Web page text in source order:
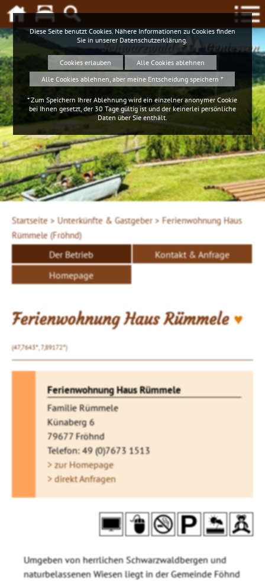
Schwarzwald Geniessen
Startseite > Unterkünfte & Gastgeber > Ferienwohnung Haus
Rümmele (Fröhnd)
Der Betrieb
Kontakt & Anfrage
Homepage
Ferienwohnung Haus Rümmele♥
(47,7643°, 7,89172°)
Ferienwohnung Haus Rümmele
Familie Rümmele
Künaberg 6
79677 Fröhnd
Telefon: 49 (0)7673 1513
> zur Homepage
> direkt Anfragen
Umgeben von herrlichen Schwarzwaldbergen und
naturbelassenen Wiesen liegt in der Gemeinde Föhnd
Diese Seite benutzt Cookies. Nähere Informationen zu Cookies finden
Sie in unserer Datenschutzerklärung
Cookies erlauben
Alle Cookies ablehnen
Alle Cookies ablehnen, aber meine Entscheidung speichern *
* Zum Speichern Ihrer Ablehnung wird ein einzelner anonymer Cookie
bei Ihnen gesetzt, der 30 Tage gültig ist und der keinerlei persönliche
Daten über Sie enthält.